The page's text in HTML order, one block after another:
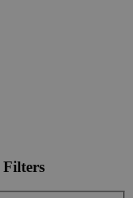
Filters